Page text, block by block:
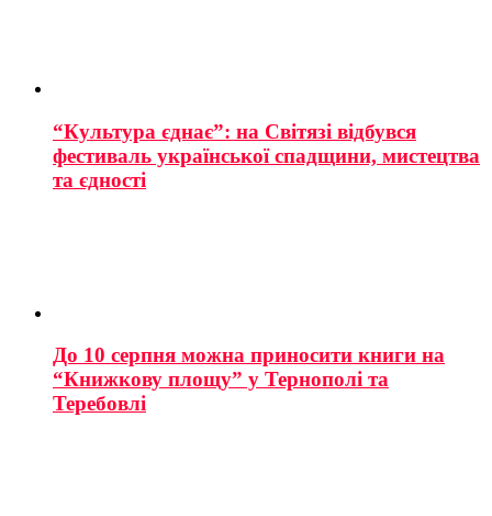
“Культура єднає”: на Світязі відбувся
фестиваль української спадщини, мистецтва
та єдності
До 10 серпня можна приносити книги на
“Книжкову площу” у Тернополі та
Теребовлі